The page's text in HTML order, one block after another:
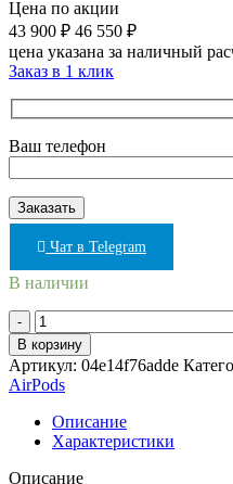
Цена по акции
43 900 ₽ 46 550 ₽
цена указана за наличный
Заказ в 1 клик
Ваш телефон
Чат в Telegram
В наличии
Количество
товара
Наушники
Apple
AirPods
Max
2024
Type-
C
В корзину
Артикул: 04e14f76adde
AirPods
Описание
Характеристики
Описание